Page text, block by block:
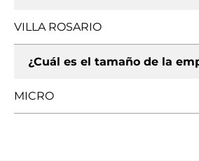
VILLA ROSARIO
¿Cuál es el tamaño de la
MICRO